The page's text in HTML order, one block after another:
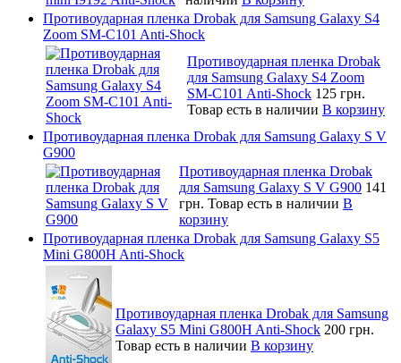
Противоударная пленка Drobak для Samsung Galaxy S4
Zoom SM-C101 Anti-Shock
Противоударная пленка Drobak
для Samsung Galaxy S4 Zoom
SM-C101 Anti-Shock 125 грн.
Товар есть в наличии В корзину
Противоударная пленка Drobak для Samsung Galaxy S V
G900
Противоударная пленка Drobak
для Samsung Galaxy S V G900 141
грн. Товар есть в наличии В
корзину
Противоударная пленка Drobak для Samsung Galaxy S5
Mini G800H Anti-Shock
Противоударная пленка Drobak для Samsung
Galaxy S5 Mini G800H Anti-Shock 200 грн.
Товар есть в наличии В корзину